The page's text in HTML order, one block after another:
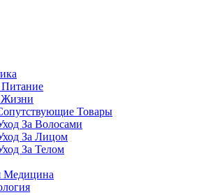
Питание
Жизни
Товары
За Волосами
За Лицом
За Телом
Медицина